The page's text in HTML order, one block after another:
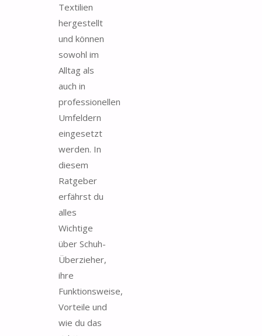
Textilien
hergestellt
und können
sowohl im
Alltag als
auch in
professionellen
Umfeldern
eingesetzt
werden. In
diesem
Ratgeber
erfährst du
alles
Wichtige
über Schuh-
Überzieher,
ihre
Funktionsweise,
Vorteile und
wie du das